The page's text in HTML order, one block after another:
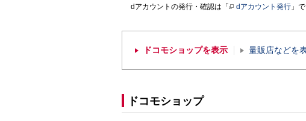
dアカウントの発行・確認は「
dアカウント発行 」
ドコモショップを表示 量販店などを
ドコモショップ